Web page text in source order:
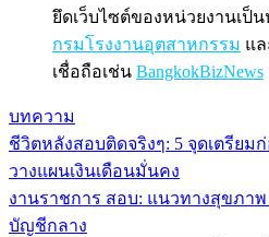
ยึดเว็บไซต์ของหน่วยงานเป็
กรมโรงงานอุตสาหกรรม แ
เชื่อถือเช่น BangkokBizNews
บทความ
แนะแนว
เรื่อง
ชีวิตหลังสอบติดจริงๆ: 5 จุดเตรียม
วางแผนเงินเดือนมั่นคง
งานราชการ สอบ: แนวทางสุขภา
บัญชีกลาง